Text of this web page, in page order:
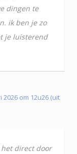
dingen te
ik ben je zo
je luisterend
om 12u26 (uit
het direct door